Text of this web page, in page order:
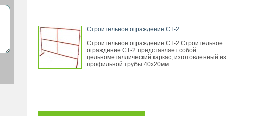
Строительное ограждение СТ-2
Строительное ограждение СТ-2 Строительное
ограждение СТ-2 представляет собой
цельнометаллический каркас, изготовленный из
профильной трубы 40х20мм ...